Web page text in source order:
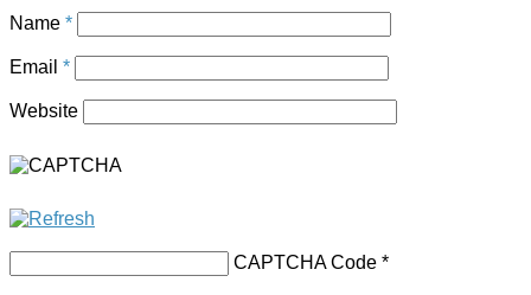
Name *
Email *
Website
CAPTCHA Code *